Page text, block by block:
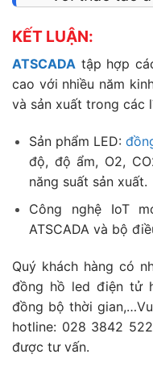
KẾT LUẬN:
ATSCADA tập hợp
cao với nhiều năm
và sản xuất trong các
Sản phẩm LED:
độ, độ ẩm, O2,
năng suất sản xuất.
Công nghệ IoT
ATSCADA và bộ
Quý khách hàng có
đồng hồ led điện tử
đồng bộ thời
hotline: 028 3842
được tư vấn.